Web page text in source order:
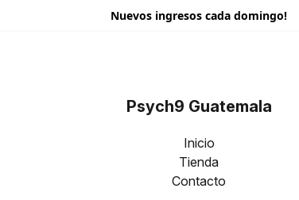
Nuevos ingresos cada domingo!
Psych9 Guatemala
Inicio
Tienda
Contacto